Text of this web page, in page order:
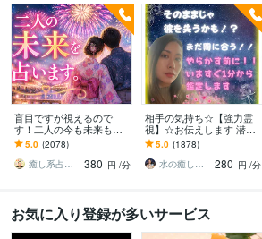
盲目ですが視えるので
す！二人の今も未来もひ
らきます 二人の行き着く
先を視たうえで一番幸せ
なご縁の結び方へ導きま
5.0 (2078)
癒し系占い師 まるタロー
380 円 /分
相手の気持ち☆【強力霊
視】☆お伝えします 潜在
意識・魂の声を読み解き
お相手の本音を明かしま
す
5.0 (1878)
水の癒し手 魂の救済 Aqua Ray
280 円 /分
お気に入り登録が多いサービス